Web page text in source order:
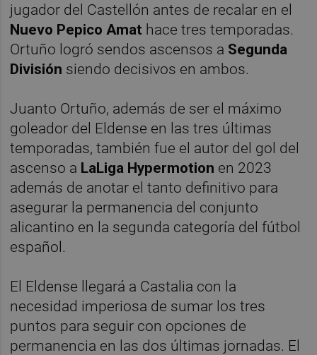
jugador del Castellón antes de recalar en el
Nuevo Pepico Amat hace tres temporadas.
Ortuño logró sendos ascensos a Segunda
División siendo decisivos en ambos.
Juanto Ortuño, además de ser el máximo
goleador del Eldense en las tres últimas
temporadas, también fue el autor del gol del
ascenso a LaLiga Hypermotion en 2023
además de anotar el tanto definitivo para
asegurar la permanencia del conjunto
alicantino en la segunda categoría del fútbol
español.
El Eldense llegará a Castalia con la
necesidad imperiosa de sumar los tres
puntos para seguir con opciones de
permanencia en las dos últimas jornadas. El